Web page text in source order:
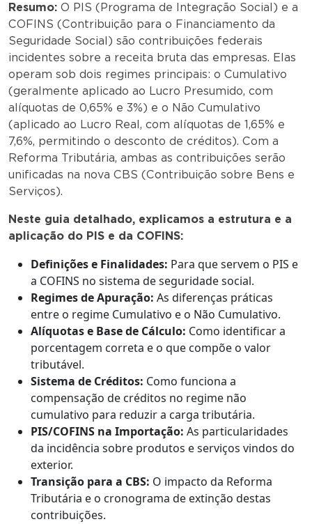
Resumo: O PIS (Programa de Integração Social) e a
COFINS (Contribuição para o Financiamento da
Seguridade Social) são contribuições federais
incidentes sobre a receita bruta das empresas. Elas
operam sob dois regimes principais: o Cumulativo
(geralmente aplicado ao Lucro Presumido, com
alíquotas de 0,65% e 3%) e o Não Cumulativo
(aplicado ao Lucro Real, com alíquotas de 1,65% e
7,6%, permitindo o desconto de créditos). Com a
Reforma Tributária, ambas as contribuições serão
unificadas na nova CBS (Contribuição sobre Bens e
Serviços).
Neste guia detalhado, explicamos a estrutura e a
aplicação do PIS e da COFINS:
Definições e Finalidades: Para que servem o PIS e
a COFINS no sistema de seguridade social.
Regimes de Apuração: As diferenças práticas
entre o regime Cumulativo e o Não Cumulativo.
Alíquotas e Base de Cálculo: Como identificar a
porcentagem correta e o que compõe o valor
tributável.
Sistema de Créditos: Como funciona a
compensação de créditos no regime não
cumulativo para reduzir a carga tributária.
PIS/COFINS na Importação: As particularidades
da incidência sobre produtos e serviços vindos do
exterior.
Transição para a CBS: O impacto da Reforma
Tributária e o cronograma de extinção destas
contribuições.